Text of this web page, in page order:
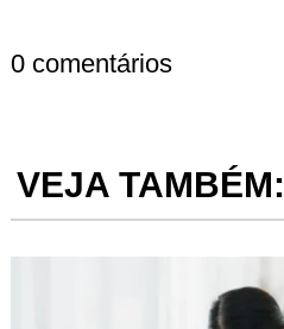
0 comentários
VEJA TAMBÉM: